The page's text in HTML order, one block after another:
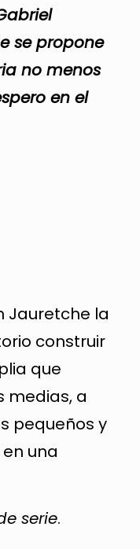
se propone
no menos
en el
Jauretche la
construir
que
medias, a
pequeños y
una
serie.